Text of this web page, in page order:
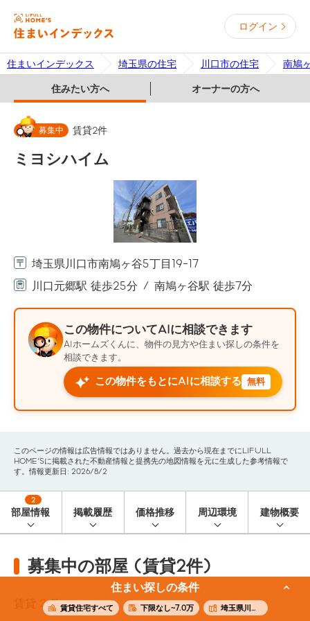
ログイン
住まいインデックス 埼玉県の住宅 川口市の住宅 南鳩
住みたい方へ オーナーの方へ
住まい探しの条件
賃貸住宅すべて 下限なし~7.0万 埼玉県川口市
募集中 賃貸2件
ミヨシハイム
埼玉県川口市南鳩ヶ谷5丁目19-17
川口元郷駅 徒歩25分
南鳩ヶ谷駅 徒歩7分
この物件についてAIに相談できます
AIホームズくんに、物件の見方や住まい探しの条件を
相談できます。
この物件をもとにAIに相談する 無料
このページの情報は広告情報ではありません。過去から現在までにLIFULL
HOME'Sに掲載された不動産情報と提携先の地図情報を元に生成した参考情報で
す。情報更新日: 2026/8/2
部屋情報
2
掲載履歴 価格推移 周辺環境 建物概要
募集中の部屋 (賃貸2件)
2 件